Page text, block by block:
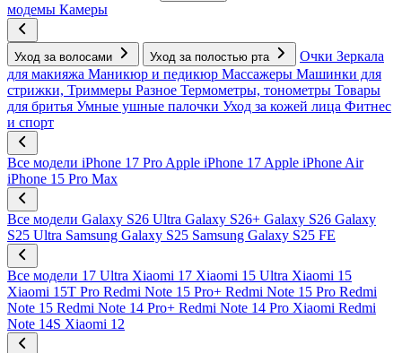
модемы Камеры
Уход за волосами Уход за полостью рта Очки Зеркала
для макияжа Маникюр и педикюр Массажеры Машинки для
стрижки, Триммеры Разное Термометры, тонометры Товары
для бритья Умные ушные палочки Уход за кожей лица Фитнес
и спорт
Все модели iPhone 17 Pro Apple iPhone 17 Apple iPhone Air
iPhone 15 Pro Max
Все модели Galaxy S26 Ultra Galaxy S26+ Galaxy S26 Galaxy
S25 Ultra Samsung Galaxy S25 Samsung Galaxy S25 FE
Все модели 17 Ultra Xiaomi 17 Xiaomi 15 Ultra Xiaomi 15
Xiaomi 15T Pro Redmi Note 15 Pro+ Redmi Note 15 Pro Redmi
Note 15 Redmi Note 14 Pro+ Redmi Note 14 Pro Xiaomi Redmi
Note 14S Xiaomi 12